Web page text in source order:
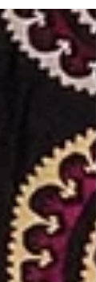
y paisajes
su